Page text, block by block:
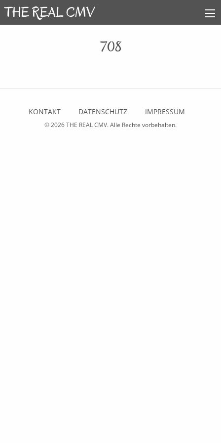
708
KONTAKT DATENSCHUTZ IMPRESSUM
© 2026THE REAL CMV. Alle Rechte vorbehalten.